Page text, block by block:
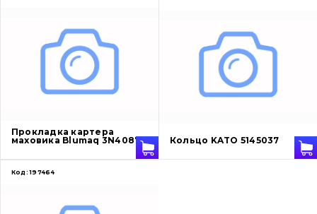
Ножи, режущие кромки
Защита (ковша, адаптера)
зателефонувати
Прокладка картера
маховика Blumaq 3N4087
Кольцо KATO 5145037
Код: 197464